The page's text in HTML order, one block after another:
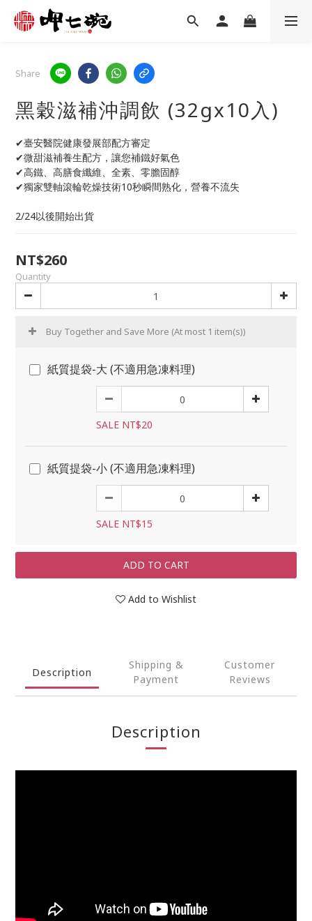
Share
黑穀滋補沖調飲 (32gx10入)
✔臺安醫院健康發展部配方審定
✔微甜滋補養生配方，讓您補鐵好氣色
✔高鐵、高膳食纖維、全素、零膽固醇
✔獨家雙軸滾輪乾燥技術10秒瞬間熟化，營養不流失
2/24以後開始出貨
NT$260
Quantity
Buy Together and Save More (At most 1 item(s))
紙質提袋-大 (不適用急凍料理)
SALE NT$20
紙質提袋-小 (不適用急凍料理)
SALE NT$15
ADD TO CART
Add to Wishlist
Description
Shipping &
Payment
Customer
Reviews
Description